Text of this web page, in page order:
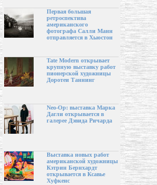
Первая большая
ретроспектива
американского
фотографа Салли Манн
отправляется в Хьюстон
Tate Modern открывает
крупную выставку работ
пионерской художницы
Доротеи Таннинг
Neo-Op: выставка Марка
Дагли открывается в
галерее Дэвида Ричарда
Выставка новых работ
американской художницы
Кэтрин Бернхардт
открывается в Ксавье
Хуфкенс